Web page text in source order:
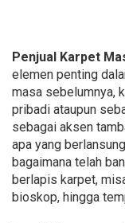
Penjual Karpet
elemen penting
masa sebelumnya,
pribadi ataupun
sebagai aksen
apa yang
bagaimana telah
berlapis karpet,
bioskop, hingga